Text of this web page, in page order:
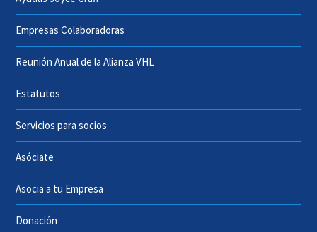
Empresas Colaboradoras
Reunión Anual de la Alianza VHL
Estatutos
Servicios para socios
Asóciate
Asocia a tu Empresa
Donación